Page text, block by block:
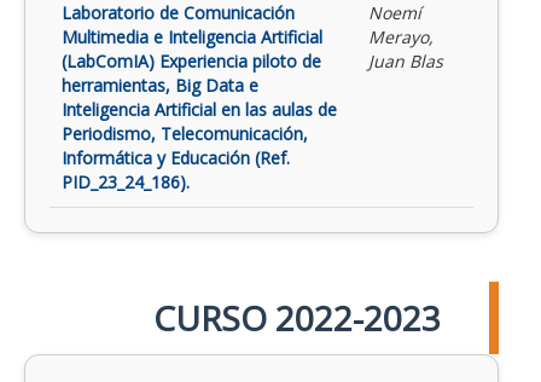
Laboratorio de Comunicación
Multimedia e Inteligencia Artificial
(LabComIA) Experiencia piloto de
herramientas, Big Data e
Inteligencia Artificial en las aulas de
Periodismo, Telecomunicación,
Informática y Educación (Ref.
PID_23_24_186).
Noemí
Merayo,
Juan Blas
CURSO 2022-2023